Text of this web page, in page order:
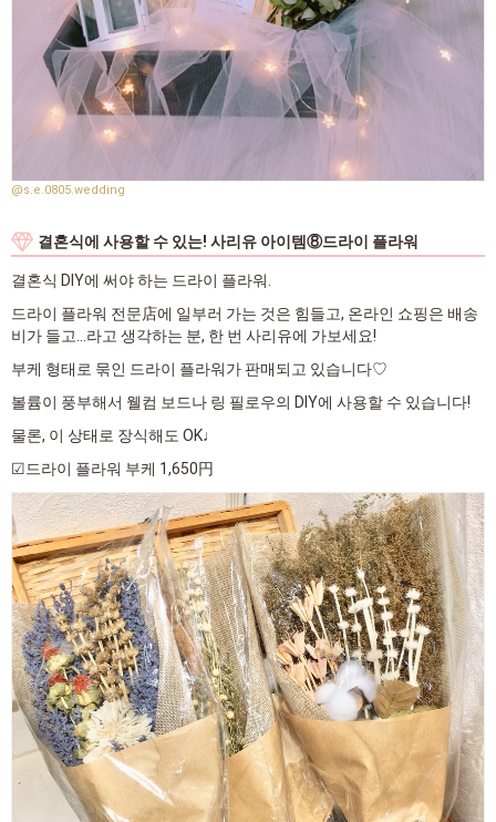
@s.e.0805.wedding
결혼식에 사용할 수 있는! 사리유 아이템⑧드라이 플라워
결혼식 DIY에 써야 하는 드라이 플라워.
드라이 플라워 전문店에 일부러 가는 것은 힘들고, 온라인 쇼핑은 배송
비가 들고...라고 생각하는 분, 한 번 사리유에 가보세요!
부케 형태로 묶인 드라이 플라워가 판매되고 있습니다♡
볼륨이 풍부해서 웰컴 보드나 링 필로우의 DIY에 사용할 수 있습니다!
물론, 이 상태로 장식해도 OK♩
☑드라이 플라워 부케 1,650円